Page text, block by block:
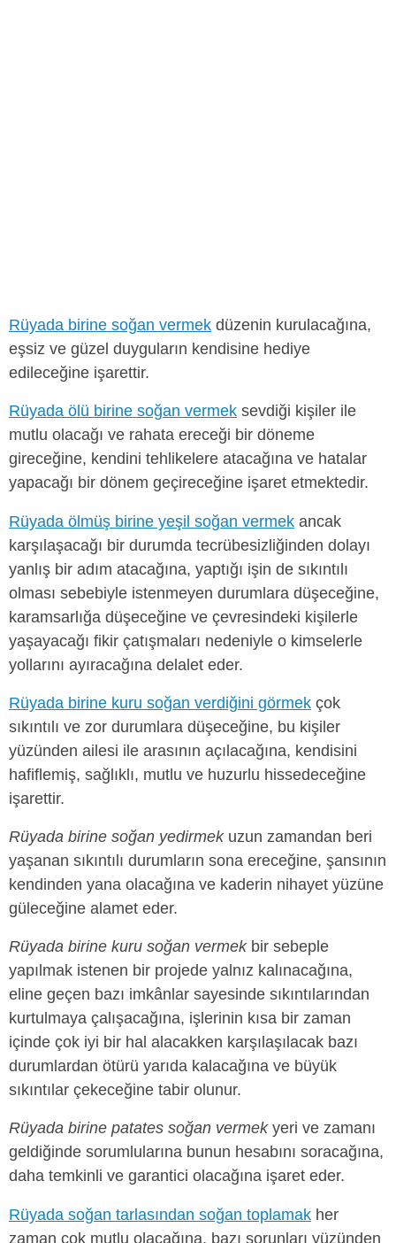
Rüyada birine soğan vermek düzenin kurulacağına,
eşsiz ve güzel duyguların kendisine hediye
edileceğine işarettir.
Rüyada ölü birine soğan vermek sevdiği kişiler ile
mutlu olacağı ve rahata ereceği bir döneme
gireceğine, kendini tehlikelere atacağına ve hatalar
yapacağı bir dönem geçireceğine işaret etmektedir.
Rüyada ölmüş birine yeşil soğan vermek ancak
karşılaşacağı bir durumda tecrübesizliğinden dolayı
yanlış bir adım atacağına, yaptığı işin de sıkıntılı
olması sebebiyle istenmeyen durumlara düşeceğine,
karamsarlığa düşeceğine ve çevresindeki kişilerle
yaşayacağı fikir çatışmaları nedeniyle o kimselerle
yollarını ayıracağına delalet eder.
Rüyada birine kuru soğan verdiğini görmek çok
sıkıntılı ve zor durumlara düşeceğine, bu kişiler
yüzünden ailesi ile arasının açılacağına, kendisini
hafiflemiş, sağlıklı, mutlu ve huzurlu hissedeceğine
işarettir.
Rüyada birine soğan yedirmekuzun zamandan beri
yaşanan sıkıntılı durumların sona ereceğine, şansının
kendinden yana olacağına ve kaderin nihayet yüzüne
güleceğine alamet eder.
Rüyada birine kuru soğan vermekbir sebeple
yapılmak istenen bir projede yalnız kalınacağına,
eline geçen bazı imkânlar sayesinde sıkıntılarından
kurtulmaya çalışacağına, işlerinin kısa bir zaman
içinde çok iyi bir hal alacakken karşılaşılacak bazı
durumlardan ötürü yarıda kalacağına ve büyük
sıkıntılar çekeceğine tabir olunur.
Rüyada birine patates soğan vermekyeri ve zamanı
geldiğinde sorumlularına bunun hesabını soracağına,
daha temkinli ve garantici olacağına işaret eder.
Rüyada soğan tarlasından soğan toplamak her
zaman çok mutlu olacağına, bazı sorunları yüzünden